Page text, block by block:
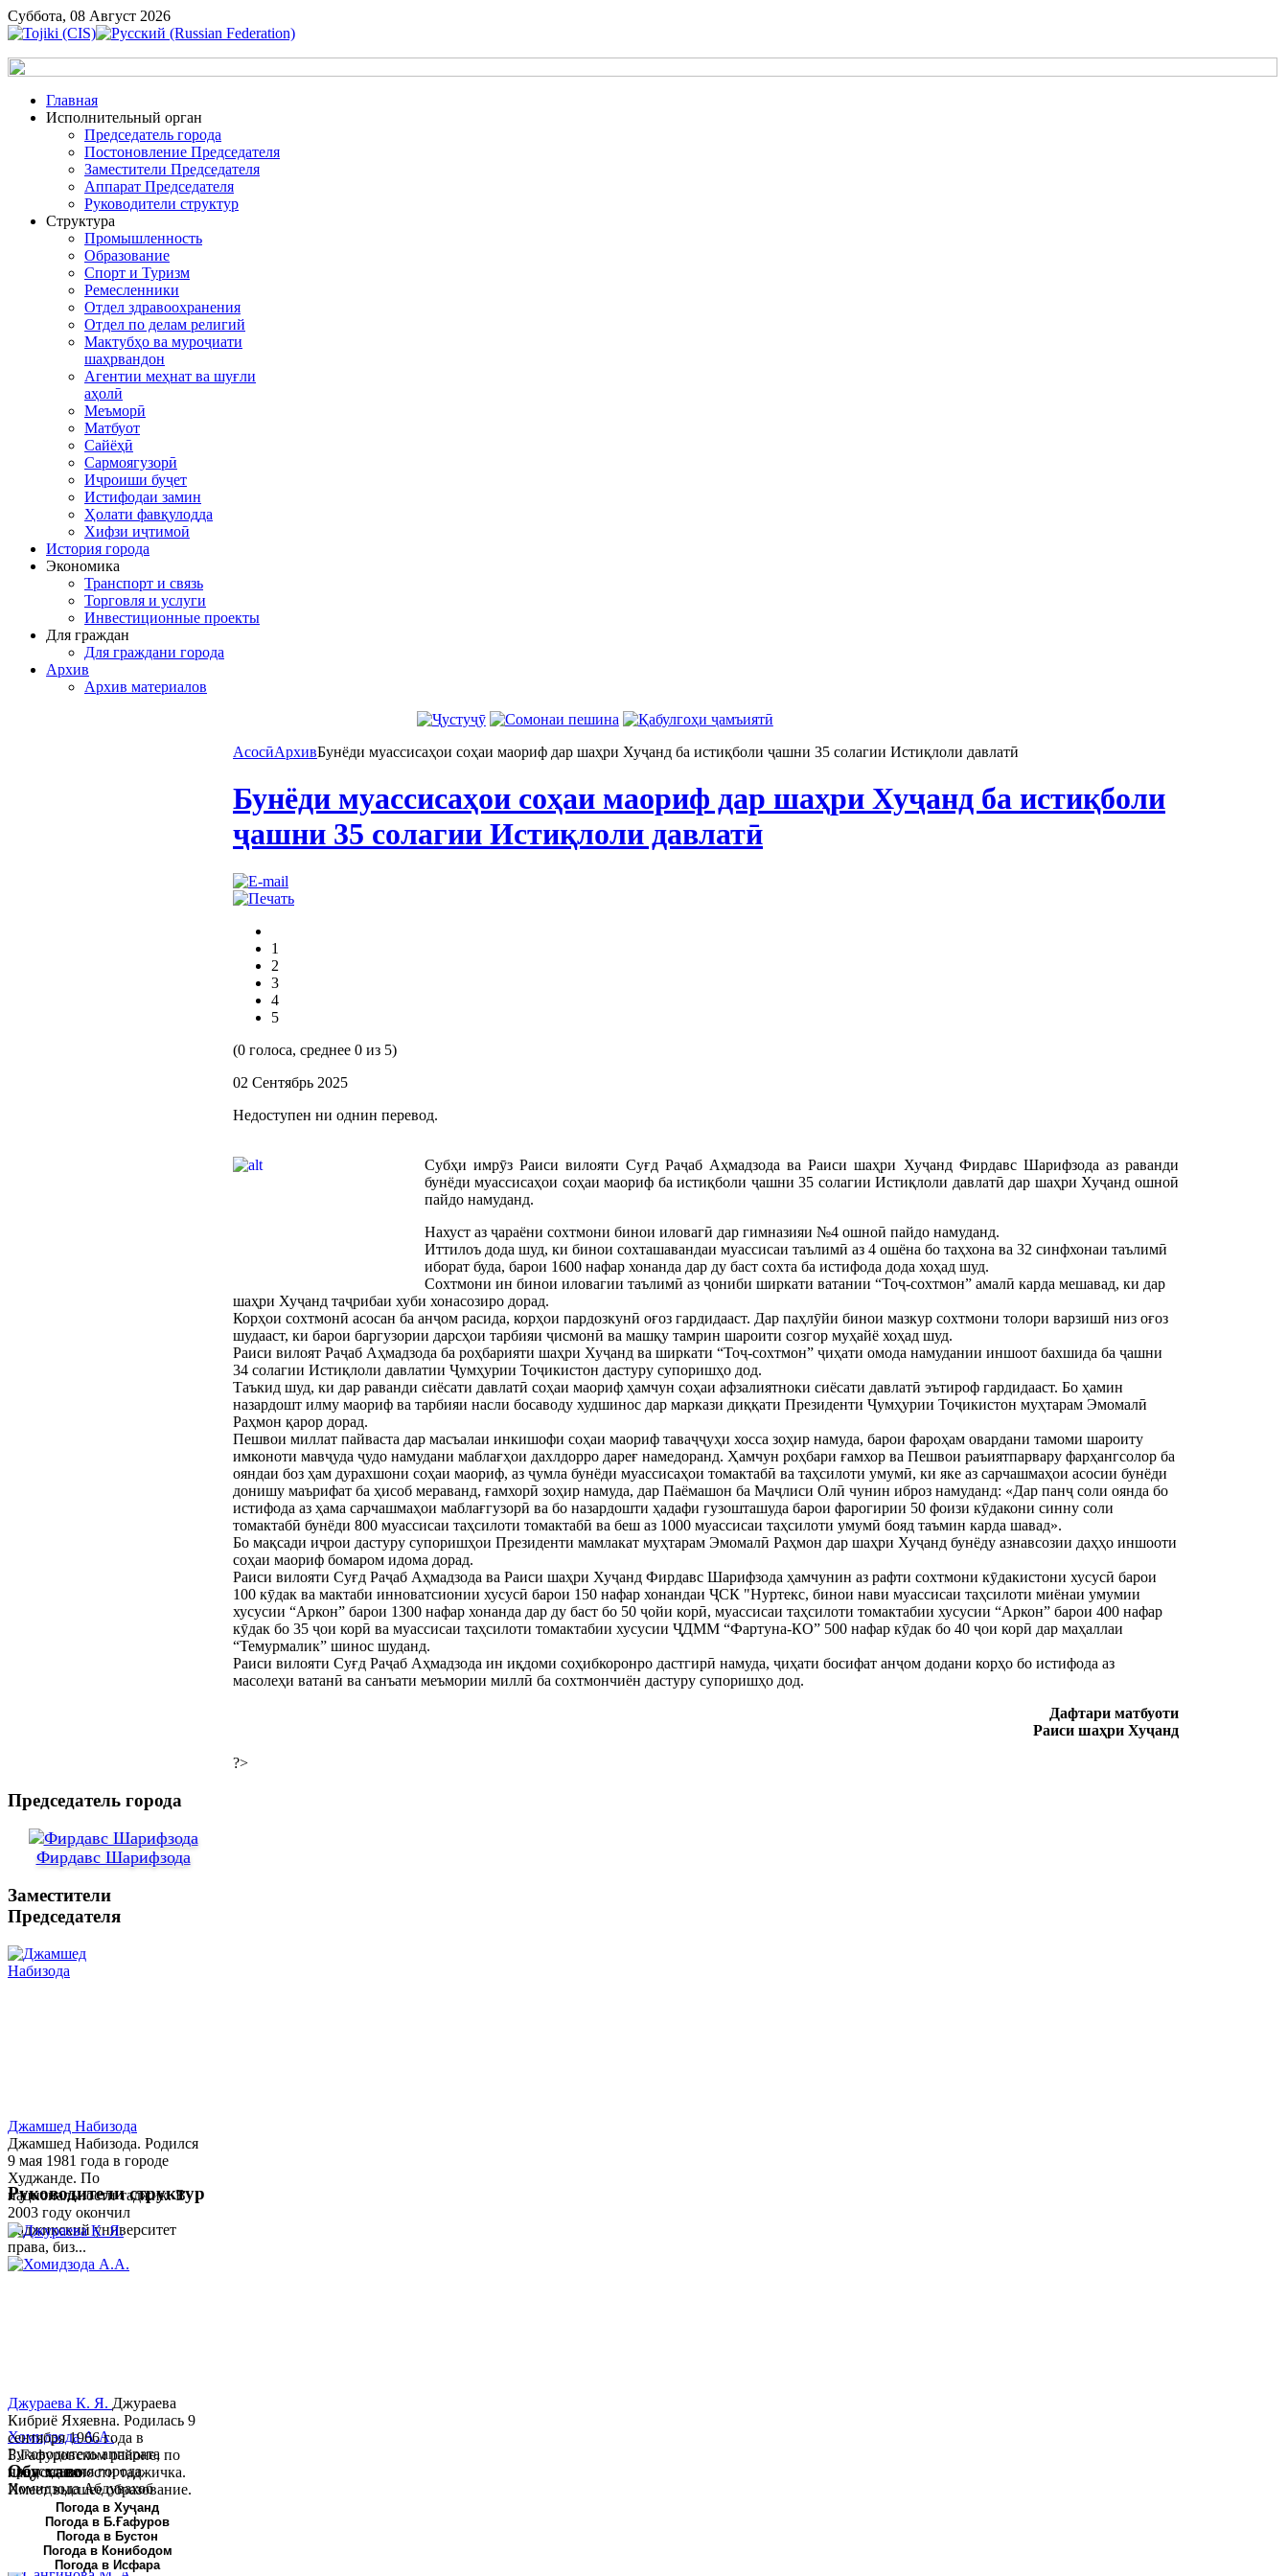
Суббота, 08 Август 2026
Главная
Исполнительный орган
Председатель города
Постоновление Председателя
Заместители Председателя
Аппарат Председателя
Руководители структур
Структура
Промышленность
Образование
Спорт и Туризм
Ремесленники
Отдел здравоохранения
Отдел по делам религий
Мактубҳо ва муроҷиати
шаҳрвандон
Агентии меҳнат ва шуғли
аҳолӣ
Меъморӣ
Матбуот
Сайёҳӣ
Сармоягузорӣ
Иҷроиши буҷет
Истифодаи замин
Ҳолати фавқулодда
Хифзи иҷтимоӣ
История города
Экономика
Транспорт и связь
Торговля и услуги
Инвестиционные проекты
Для граждан
Для граждани города
Архив
Архив материалов
АсосӣАрхивБунёди муассисаҳои соҳаи маориф дар шаҳри Хуҷанд ба истиқболи ҷашни 35 солагии Истиқлоли давлатӣ
Бунёди муассисаҳои соҳаи маориф дар шаҳри Хуҷанд ба истиқболи
ҷашни 35 солагии Истиқлоли давлатӣ
1
2
3
4
5
(0 голоса, среднее 0 из 5)
02 Сентябрь 2025
Недоступен ни однин перевод.
Субҳи имрӯз Раиси вилояти Суғд Раҷаб Аҳмадзода ва Раиси шаҳри Хуҷанд Фирдавс Шарифзода аз раванди
бунёди муассисаҳои соҳаи маориф ба истиқболи ҷашни 35 солагии Истиқлоли давлатӣ дар шаҳри Хуҷанд ошноӣ
пайдо намуданд.
Нахуст аз ҷараёни сохтмони бинои иловагӣ дар гимназияи №4 ошноӣ пайдо намуданд.
Иттилоъ дода шуд, ки бинои сохташавандаи муассисаи таълимӣ аз 4 ошёна бо таҳхона ва 32 синфхонаи таълимӣ
иборат буда, барои 1600 нафар хонанда дар ду баст сохта ба истифода дода хоҳад шуд.
Сохтмони ин бинои иловагии таълимӣ аз ҷониби ширкати ватании “Тоҷ-сохтмон” амалӣ карда мешавад, ки дар
шаҳри Хуҷанд таҷрибаи хуби хонасозиро дорад.
Корҳои сохтмонӣ асосан ба анҷом расида, корҳои пардозкунӣ оғоз гардидааст. Дар паҳлӯйи бинои мазкур сохтмони толори варзишӣ низ оғоз
шудааст, ки барои баргузории дарсҳои тарбияи ҷисмонӣ ва машқу тамрин шароити созгор муҳайё хоҳад шуд.
Раиси вилоят Раҷаб Аҳмадзода ба роҳбарияти шаҳри Хуҷанд ва ширкати “Тоҷ-сохтмон” ҷиҳати омода намудании иншоот бахшида ба ҷашни
34 солагии Истиқлоли давлатии Ҷумҳурии Тоҷикистон дастуру супоришҳо дод.
Таъкид шуд, ки дар раванди сиёсати давлатӣ соҳаи маориф ҳамчун соҳаи афзалиятноки сиёсати давлатӣ эътироф гардидааст. Бо ҳамин
назардошт илму маориф ва тарбияи насли босаводу худшинос дар маркази диққати Президенти Ҷумҳурии Тоҷикистон муҳтарам Эмомалӣ
Раҳмон қарор дорад.
Пешвои миллат пайваста дар масъалаи инкишофи соҳаи маориф таваҷҷуҳи хосса зоҳир намуда, барои фароҳам овардани тамоми шароиту
имконоти мавҷуда ҷудо намудани маблағҳои дахлдорро дареғ намедоранд. Ҳамчун роҳбари ғамхор ва Пешвои раъиятпарвару фарҳангсолор ба
ояндаи боз ҳам дурахшони соҳаи маориф, аз ҷумла бунёди муассисаҳои томактабӣ ва таҳсилоти умумӣ, ки яке аз сарчашмаҳои асосии бунёди
донишу маърифат ба ҳисоб мераванд, ғамхорӣ зоҳир намуда, дар Паёмашон ба Маҷлиси Олӣ чунин иброз намуданд: «Дар панҷ соли оянда бо
истифода аз ҳама сарчашмаҳои маблағгузорӣ ва бо назардошти ҳадафи гузошташуда барои фарогирии 50 фоизи кӯдакони синну соли
томактабӣ бунёди 800 муассисаи таҳсилоти томактабӣ ва беш аз 1000 муассисаи таҳсилоти умумӣ бояд таъмин карда шавад».
Бо мақсади иҷрои дастуру супоришҳои Президенти мамлакат муҳтарам Эмомалӣ Раҳмон дар шаҳри Хуҷанд бунёду азнавсозии даҳҳо иншооти
соҳаи маориф бомаром идома дорад.
Раиси вилояти Суғд Раҷаб Аҳмадзода ва Раиси шаҳри Хуҷанд Фирдавс Шарифзода ҳамчунин аз рафти сохтмони кӯдакистони хусусӣ барои
100 кӯдак ва мактаби инноватсионии хусусӣ барои 150 нафар хонандаи ҶСК "Нуртекс, бинои нави муассисаи таҳсилоти миёнаи умумии
хусусии “Аркон” барои 1300 нафар хонанда дар ду баст бо 50 ҷойи корӣ, муассисаи таҳсилоти томактабии хусусии “Аркон” барои 400 нафар
кӯдак бо 35 ҷои корӣ ва муассисаи таҳсилоти томактабии хусусии ҶДММ “Фартуна-КО” 500 нафар кӯдак бо 40 ҷои корӣ дар маҳаллаи
“Темурмалик” шинос шуданд.
Раиси вилояти Суғд Раҷаб Аҳмадзода ин иқдоми соҳибкоронро дастгирӣ намуда, ҷиҳати босифат анҷом додани корҳо бо истифода аз
масолеҳи ватанӣ ва санъати меъмории миллӣ ба сохтмончиён дастуру супоришҳо дод.
Дафтари матбуоти
Раиси шаҳри Хуҷанд
?>
Председатель города
Фирдавс Шарифзода
Заместители
Председателя
Джамшед Набизода
Джамшед Набизода. Родился
9 мая 1981 года в городе
Худжанде. По
национальности таджик. В
2003 году окончил
Таджикский университет
права, биз...
Хомидзода А.А.
Руководитель аппарата
председателя города
Хомидзода Абдувахоб
Абдумаджид родился 8
июня 1978 года в городе
Худжанде. По
национальности...
Руководители структур
Джураева К. Я. Джураева
Кибриё Яхяевна. Родилась 9
сентября 1966 года в
Б.Гафуровском районе, по
национальности таджичка.
Имеет высшее образование.
В 1997 ...
Обу хаво
Погода в Хуҷанд
Погода в Б.Ғафуров
Погода в Бустон
Погода в Конибодом
Погода в Исфара